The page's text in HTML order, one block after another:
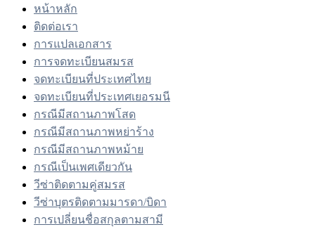
หน้าหลัก
ติดต่อเรา
การแปลเอกสาร
การจดทะเบียนสมรส
จดทะเบียนที่ประเทศไทย
จดทะเบียนที่ประเทศเยอรมนี
กรณีมีสถานภาพโสด
กรณีมีสถานภาพหย่าร้าง
กรณีมีสถานภาพหม้าย
กรณีเป็นเพศเดียวกัน
วีซ่าติดตามคู่สมรส
วีซ่าบุตรติดตามมารดา/บิดา
การเปลี่ยนชื่อสกุลตามสามี